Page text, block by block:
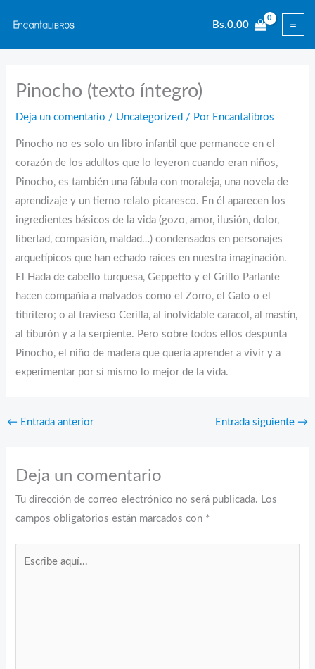
contenido
Bs.0.00
Pinocho (texto íntegro)
Deja un comentario / Uncategorized / Por Encantalibros
Pinocho no es solo un libro infantil que permanece en el
corazón de los adultos que lo leyeron cuando eran niños,
Pinocho, es también una fábula con moraleja, una novela de
aprendizaje y un tierno relato picaresco. En él aparecen los
ingredientes básicos de la vida (gozo, amor, ilusión, dolor,
libertad, compasión, maldad…) condensados en personajes
arquetípicos que han echado raíces en nuestra imaginación.
El Hada de cabello turquesa, Geppetto y el Grillo Parlante
hacen compañía a malvados como el Zorro, el Gato o el
titiritero; o al travieso Cerilla, al inolvidable caracol, al mastín,
al tiburón y a la serpiente. Pero sobre todos ellos despunta
Pinocho, el niño de madera que quería aprender a vivir y a
experimentar por sí mismo lo mejor de la vida.
← Entrada anterior Entrada siguiente →
Deja un comentario
Tu dirección de correo electrónico no será publicada. Los
campos obligatorios están marcados con *